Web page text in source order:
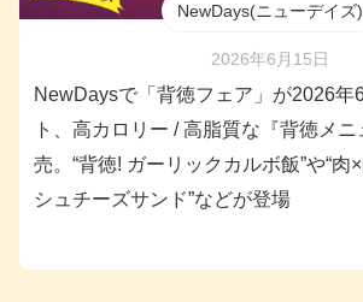
NewDays(ニューデイズ)
2026年6月15日
NewDaysで「背徳フェア」が2026年
ト、高カロリー / 高脂質な『背徳メ
売。“背徳! ガーリックカルボ飯”や“肉
シュチーズサンド”などが登場